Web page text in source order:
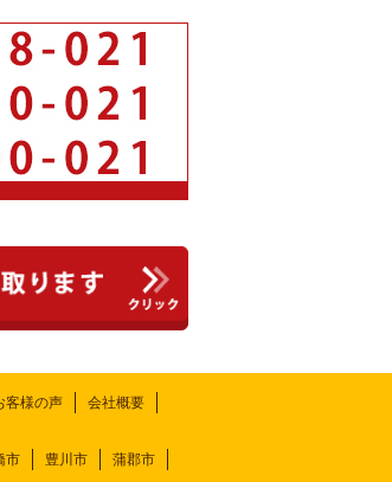
客様の声 会社概要
市 豊川市 蒲郡市